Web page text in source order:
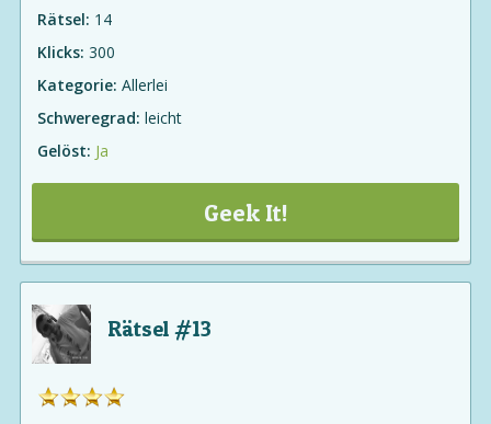
Rätsel: 14
Klicks: 300
Kategorie: Allerlei
Schweregrad: leicht
Gelöst: Ja
Geek It!
Rätsel #13